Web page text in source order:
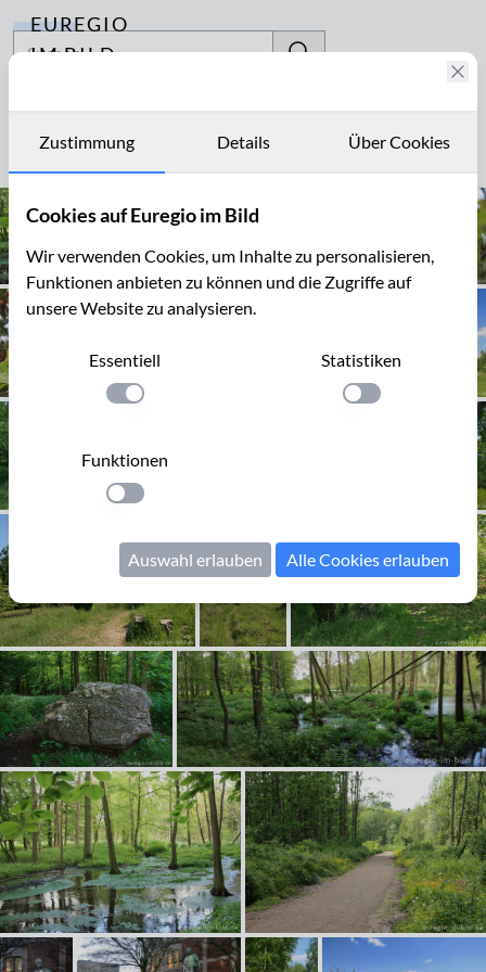
EUREGIO
IM BILD
Archiv
Kontakt
Archiv
Zustimmung Details Über Cookies
Cookies auf Euregio im Bild
Wir verwenden Cookies, um Inhalte zu personalisieren,
Funktionen anbieten zu können und die Zugriffe auf
unsere Website zu analysieren.
Essentiell
Einstellung anwenden
Statistiken
Einstellung
Funktionen
Einstellung anwenden
Auswahl erlauben Alle Cookies erlauben